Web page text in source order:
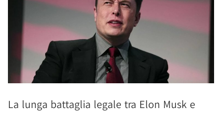
La lunga battaglia legale tra Elon Musk e